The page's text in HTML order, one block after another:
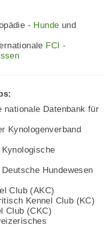
- Hunde und
FCI -
nationale Datenbank für
Kynologenverband
Hundewesen
Club (AKC)
Kennel Club (KC)
Club (CKC)